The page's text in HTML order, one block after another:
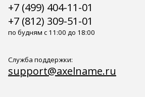
+7 (499) 404-11-01
+7 (812) 309-51-01
по будням с 11:00 до 18:00
Служба поддержки:
support@axelname.ru